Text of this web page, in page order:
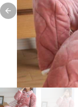
Previous slide